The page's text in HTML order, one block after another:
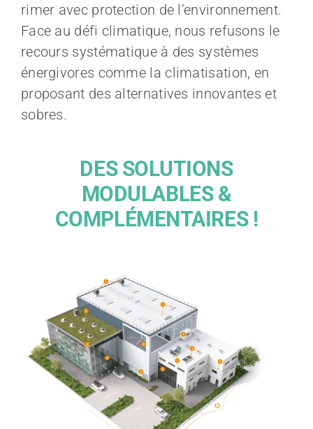
rimer avec protection de l’environnement.
Face au défi climatique, nous refusons le
recours systématique à des systèmes
énergivores comme la climatisation, en
proposant des alternatives innovantes et
sobres.
DES SOLUTIONS
MODULABLES &
COMPLÉMENTAIRES !